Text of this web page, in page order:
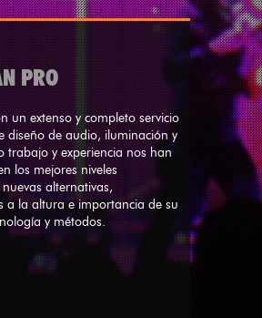
PRO
un extenso y completo servicio
diseño de audio, iluminación y
trabajo y experiencia nos han
los mejores niveles
alternativas,
a la altura e importancia de su
y métodos.